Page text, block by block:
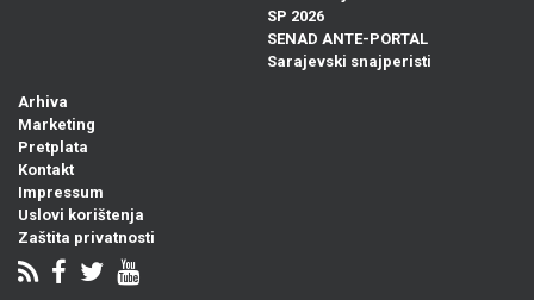
SP 2026
SENAD ANTE-PORTAL
Sarajevski snajperisti
Arhiva
Marketing
Pretplata
Kontakt
Impressum
Uslovi korištenja
Zaštita privatnosti